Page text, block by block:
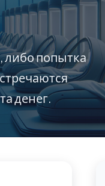
либо попытка
денег.